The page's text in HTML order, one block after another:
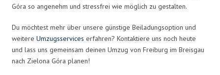
Góra so angenehm und stressfrei wie möglich zu gestalten.
Du möchtest mehr über unsere günstige Beiladungsoption und
weitere Umzugsservices erfahren? Kontaktiere uns noch heute
und lass uns gemeinsam deinen Umzug von Freiburg im Breisgau
nach Zielona Góra planen!